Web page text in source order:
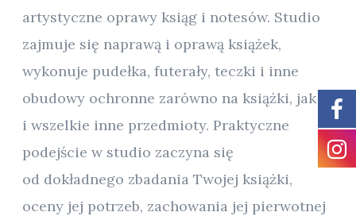
artystyczne oprawy ksiąg i notesów. Studio
zajmuje się naprawą i oprawą książek,
wykonuje pudełka, futerały, teczki i inne
obudowy ochronne zarówno na książki, jak
i wszelkie inne przedmioty. Praktyczne
podejście w studio zaczyna się
od dokładnego zbadania Twojej książki,
oceny jej potrzeb, zachowania jej pierwotnej